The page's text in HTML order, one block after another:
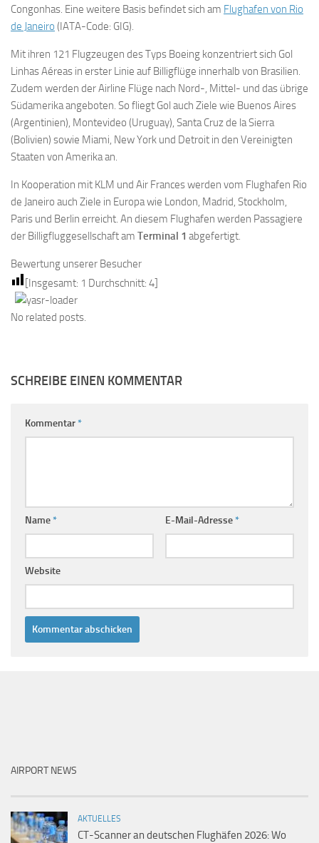
Congonhas. Eine weitere Basis befindet sich am Flughafen von Rio
de Janeiro (IATA-Code: GIG).
Mit ihren 121 Flugzeugen des Typs Boeing konzentriert sich Gol
Linhas Aéreas in erster Linie auf Billigflüge innerhalb von Brasilien.
Zudem werden der Airline Flüge nach Nord-, Mittel- und das übrige
Südamerika angeboten. So fliegt Gol auch Ziele wie Buenos Aires
(Argentinien), Montevideo (Uruguay), Santa Cruz de la Sierra
(Bolivien) sowie Miami, New York und Detroit in den Vereinigten
Staaten von Amerika an.
In Kooperation mit KLM und Air Frances werden vom Flughafen Rio
de Janeiro auch Ziele in Europa wie London, Madrid, Stockholm,
Paris und Berlin erreicht. An diesem Flughafen werden Passagiere
der Billigfluggesellschaft am Terminal 1 abgefertigt.
Bewertung unserer Besucher
[Insgesamt: 1 Durchschnitt: 4]
No related posts.
SCHREIBE EINEN KOMMENTAR
Kommentar*
Name* E-Mail-Adresse*
Website
AIRPORT NEWS
AKTUELLES
CT-Scanner an deutschen Flughäfen 2026: Wo